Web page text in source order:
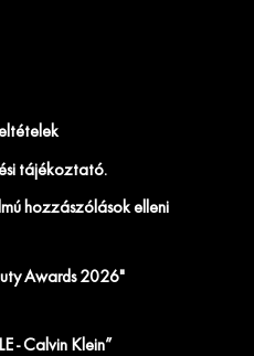
tájékoztató.
hozzászólások elleni
Awards 2026"
- Calvin Klein”